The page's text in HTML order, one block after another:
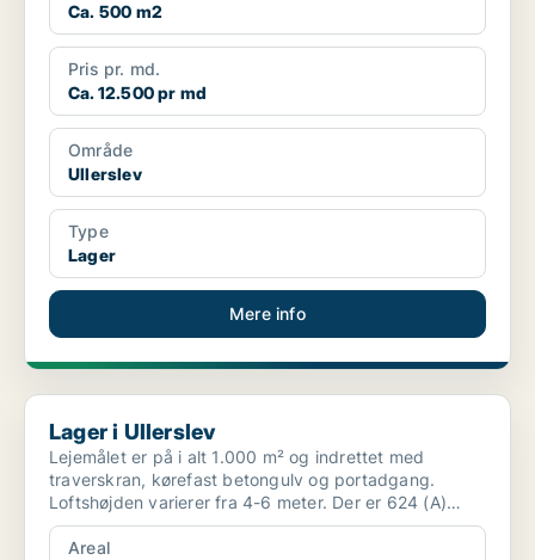
Ca. 500 m2
Pris pr. md.
Ca. 12.500 pr md
Område
Ullerslev
Type
Lager
Mere info
Lager i Ullerslev
Lager i Ullerslev
Lejemålet er på i alt 1.000 m² og indrettet med
traverskran, kørefast betongulv og portadgang.
Loftshøjden varierer fra 4-6 meter. Der er 624 (A)
tilgængelig...
Areal